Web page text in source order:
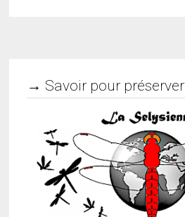
→ Savoir pour préserver